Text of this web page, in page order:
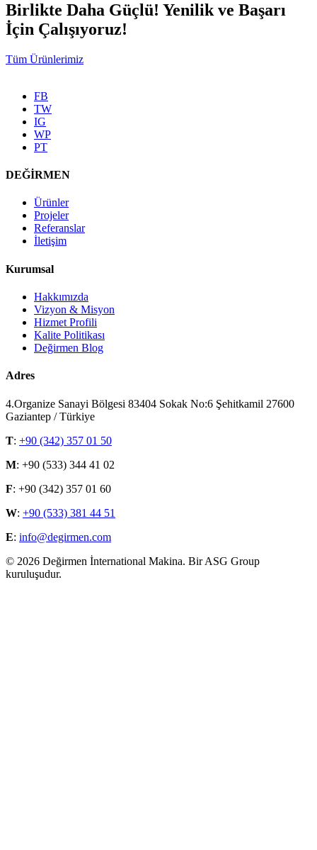
Birlikte Daha Güçlü! Yenilik ve Başarı
İçin Çalışıyoruz!
Tüm Ürünlerimiz
FB
TW
IG
WP
PT
DEĞİRMEN
Ürünler
Projeler
Referanslar
İletişim
Kurumsal
Hakkımızda
Vizyon & Misyon
Hizmet Profili
Kalite Politikası
Değirmen Blog
Adres
4.Organize Sanayi Bölgesi 83404 Sokak No:6 Şehitkamil 27600
Gaziantep / Türkiye
T: +90 (342) 357 01 50
M: +90 (533) 344 41 02
F: +90 (342) 357 01 60
W: +90 (533) 381 44 51
E: info@degirmen.com
© 2026 Değirmen İnternational Makina. Bir ASG Group
kuruluşudur.